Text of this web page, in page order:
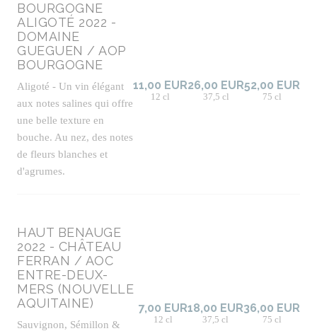
BOURGOGNE
ALIGOTÉ 2022 -
DOMAINE
GUEGUEN / AOP
BOURGOGNE
Aligoté - Un vin élégant
aux notes salines qui offre
une belle texture en
bouche. Au nez, des notes
de fleurs blanches et
d'agrumes.
11,00 EUR
12 cl
26,00 EUR
37,5 cl
52,00 EUR
75 cl
HAUT BENAUGE
2022 - CHÂTEAU
FERRAN / AOC
ENTRE-DEUX-
MERS (NOUVELLE
AQUITAINE)
Sauvignon, Sémillon &
7,00 EUR
12 cl
18,00 EUR
37,5 cl
36,00 EUR
75 cl